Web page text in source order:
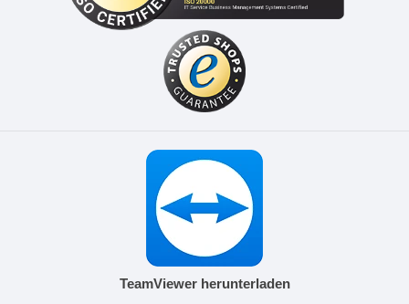
TeamViewer herunterladen